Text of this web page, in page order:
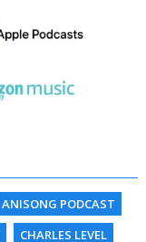
ANISONG PODCAST
CHARLES LEVEL